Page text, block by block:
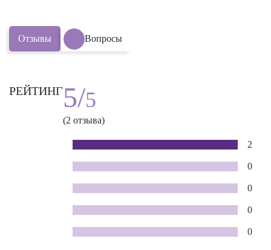
Отзывы Вопросы
РЕЙТИНГ5/5
(2 отзыва)
2
0
0
0
0